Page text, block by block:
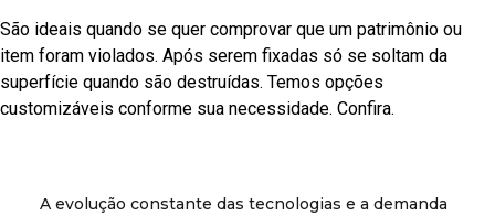
São ideais quando se quer comprovar que um patrimônio ou
item foram violados. Após serem fixadas só se soltam da
superfície quando são destruídas. Temos opções
customizáveis conforme sua necessidade. Confira.
A evolução constante das tecnologias e a demanda